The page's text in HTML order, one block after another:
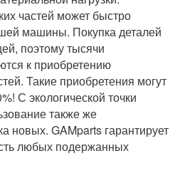
частей может быстро
машины. Покупка деталей
поэтому тысячи
к приобретению
Такие приобретения могут
С экологической точки
также же
новых. GAMparts гарантирует
любых подержанных